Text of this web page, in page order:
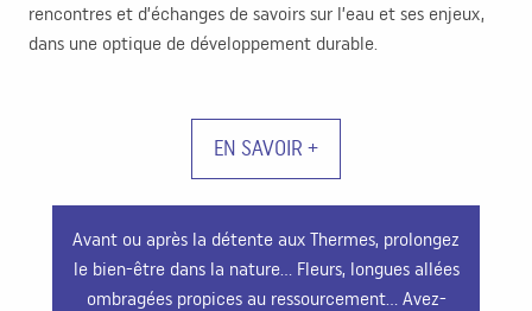
rencontres et d’échanges de savoirs sur l’eau et ses enjeux,
dans une optique de développement durable.
EN SAVOIR +
Avant ou après la détente aux Thermes, prolongez
le bien-être dans la nature… Fleurs, longues allées
ombragées propices au ressourcement… Avez-